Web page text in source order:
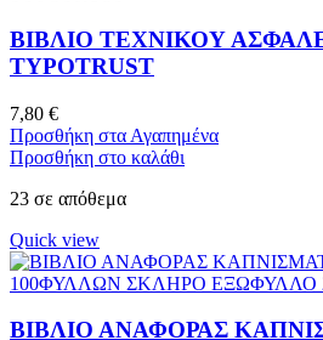
ΒΙΒΛΙΟ ΤΕΧΝΙΚΟΥ
TYPOTRUST
7,80 €
Προσθήκη στα Αγαπημένα
Προσθήκη στο καλάθι
23 σε απόθεμα
Quick view
ΒΙΒΛΙΟ ΑΝΑΦΟΡΑΣ